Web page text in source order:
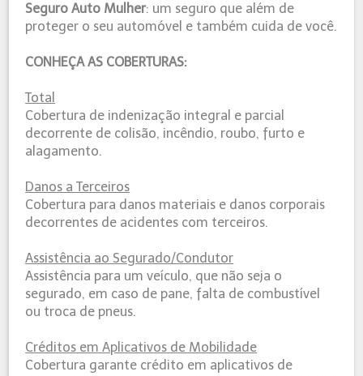
Seguro Auto Mulher: um seguro que além de
proteger o seu automóvel e também cuida de você.
CONHEÇA AS COBERTURAS:
Total
Cobertura de indenização integral e parcial
decorrente de colisão, incêndio, roubo, furto e
alagamento.
Danos a Terceiros
Cobertura para danos materiais e danos corporais
decorrentes de acidentes com terceiros.
Assistência ao Segurado/Condutor
Assistência para um veículo, que não seja o
segurado, em caso de pane, falta de combustível
ou troca de pneus.
Créditos em Aplicativos de Mobilidade
Cobertura garante crédito em aplicativos de